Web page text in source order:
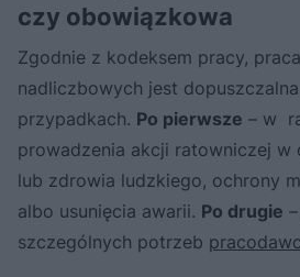
czy obowiązkowa
Zgodnie z kodeksem pracy,
nadliczbowych jest
przypadkach. Po pierwsze – w
prowadzenia akcji ratowniczej w
lub zdrowia ludzkiego, ochrony
albo usunięcia awarii. Po drugie
szczególnych potrzeb